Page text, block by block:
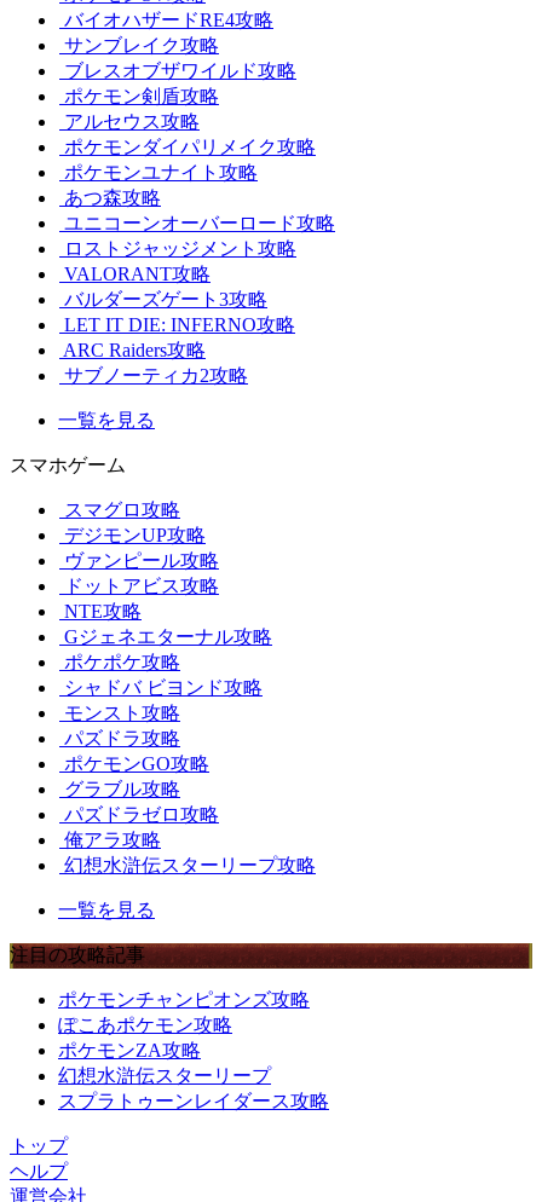
バイオハザードRE4攻略
サンブレイク攻略
ブレスオブザワイルド攻略
ポケモン剣盾攻略
アルセウス攻略
ポケモンダイパリメイク攻略
ポケモンユナイト攻略
あつ森攻略
ユニコーンオーバーロード攻略
ロストジャッジメント攻略
VALORANT攻略
バルダーズゲート3攻略
LET IT DIE: INFERNO攻略
ARC Raiders攻略
サブノーティカ2攻略
一覧を見る
スマホゲーム
スマグロ攻略
デジモンUP攻略
ヴァンピール攻略
ドットアビス攻略
NTE攻略
Gジェネエターナル攻略
ポケポケ攻略
シャドバ ビヨンド攻略
モンスト攻略
パズドラ攻略
ポケモンGO攻略
グラブル攻略
パズドラゼロ攻略
俺アラ攻略
幻想水滸伝スターリープ攻略
一覧を見る
注目の攻略記事
ポケモンチャンピオンズ攻略
ぽこあポケモン攻略
ポケモンZA攻略
幻想水滸伝スターリープ
スプラトゥーンレイダース攻略
トップ
ヘルプ
運営会社